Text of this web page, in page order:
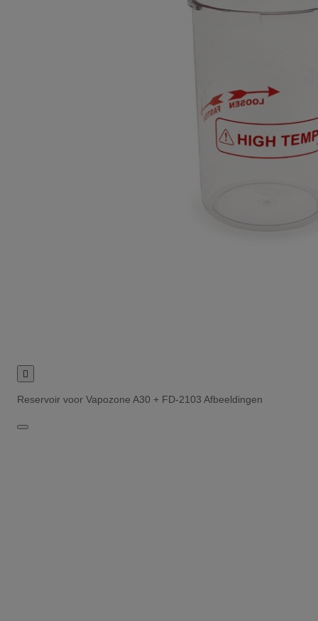

Reservoir voor Vapozone A30 + FD-2103 Afbeeldingen